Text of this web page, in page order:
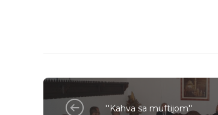
''Kahva sa muftijom''